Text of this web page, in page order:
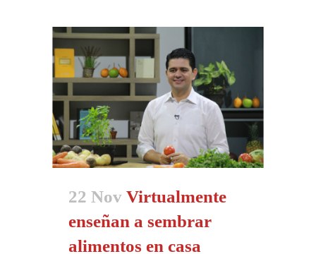
22 Nov Virtualmente
enseñan a sembrar
alimentos en casa